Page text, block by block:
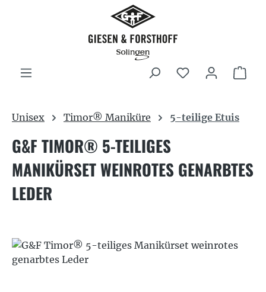
Zum Hauptinhalt springen
Unisex Timor® Maniküre 5-teilige Etuis
G&F TIMOR® 5-TEILIGES
MANIKÜRSET WEINROTES GENARBTES
LEDER
Bildergalerie überspringen